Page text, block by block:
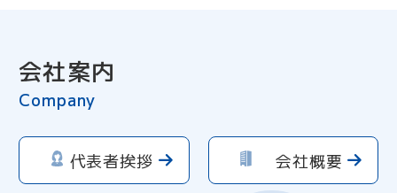
会社案内
Company
代表者挨拶 会社概要